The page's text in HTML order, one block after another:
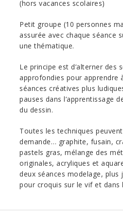
(hors vacances scolaires)
Petit groupe (10 personnes
assurée avec chaque séance
une thématique.
Le principe est d’alterner des
approfondies pour apprendre
séances créatives plus
pauses dans l’apprentissage
du dessin.
Toutes les techniques
demande… graphite, fusain,
pastels gras, mélange des
originales, acryliques et
deux séances modelage, plus
pour croquis sur le vif et dans